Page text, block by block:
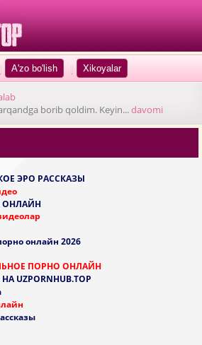
| |
borib qoldim. Keyin...davomi
ЭРО РАССКАЗЫ
ОНЛАЙН
онлайн 2026
ПОРНО ОНЛАЙН
UZPORNHUB.TOP